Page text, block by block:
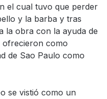
el cual tuvo que perder
y la barba y tras
la obra con la ayuda de
ofrecieron como
de Sao Paulo como
se vistió como un